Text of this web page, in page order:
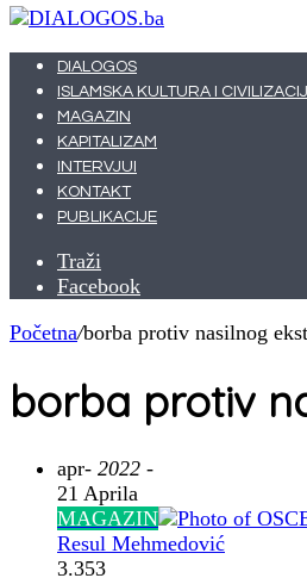
DIALOGOS
ISLAMSKA KULTURA I
MAGAZIN
KAPITALIZAM
INTERVJUI
KONTAKT
PUBLIKACIJE
Traži
Facebook
Početna/borba protiv nasilnog
borba protiv
apr- 2022 -
21 Aprila
MAGAZIN
Resul Mehmedović
3.353